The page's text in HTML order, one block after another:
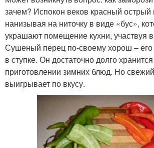
зачем? Испокон веков красный
нанизывая на ниточку в виде «бус»,
украшают помещение кухни, участвуя
Сушеный перец по-своему хорош –
в ступке. Он достаточно долго
приготовлении зимних блюд. Но
выигрывает по вкусу.